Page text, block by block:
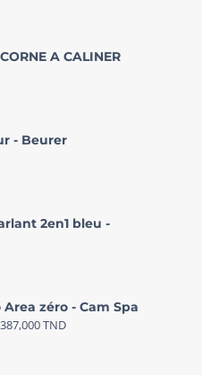
A CALINER
- Beurer
2en1 bleu -
zéro - Cam Spa
387,000TND